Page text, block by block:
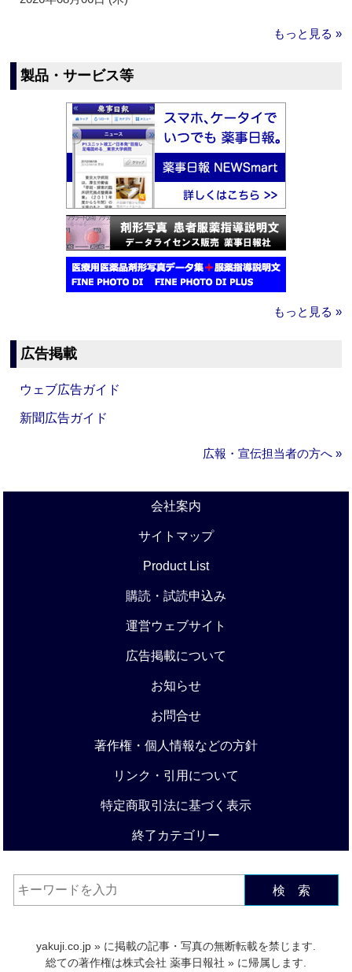
もっと見る »
製品・サービス等
もっと見る »
広告掲載
ウェブ広告ガイド
新聞広告ガイド
広報・宣伝担当者の方へ »
会社案内
サイトマップ
Product List
購読・試読申込み
運営ウェブサイト
広告掲載について
お知らせ
お問合せ
著作権・個人情報などの方針
リンク・引用について
特定商取引法に基づく表示
終了カテゴリー
検 索
yakuji.co.jp » に掲載の記事・写真の無断転載を禁じます.
総ての著作権は株式会社 薬事日報社 » に帰属します.